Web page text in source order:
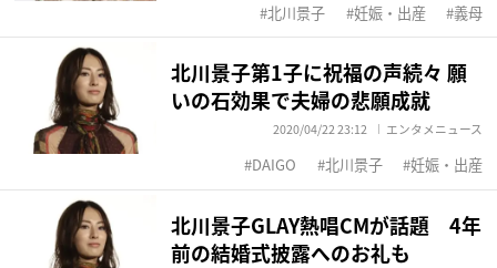
北川景子 妊娠・出産 義母
北川景子第1子に祝福の声続々 願
いの石効果で夫婦の悲願成就
2020/04/22 23:12 エンタメニュース
DAIGO 北川景子 妊娠・出産
北川景子GLAY熱唱CMが話題 4年
前の結婚式披露へのお礼も